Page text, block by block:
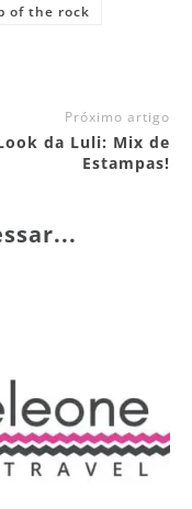
of the rock
Próximo artigo
da Luli: Mix de
Estampas!